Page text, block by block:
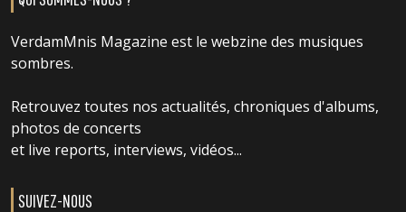
VerdamMnis Magazine est le webzine des musiques
sombres.
Retrouvez toutes nos actualités, chroniques d'albums,
photos de concerts
et live reports, interviews, vidéos...
SUIVEZ-NOUS